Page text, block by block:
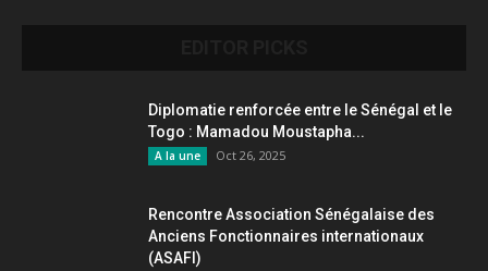
Diplomatie renforcée entre le Sénégal et le
Togo : Mamadou Moustapha...
A la une Oct 26, 2025
Rencontre Association Sénégalaise des
Anciens Fonctionnaires internationaux
(ASAFI)